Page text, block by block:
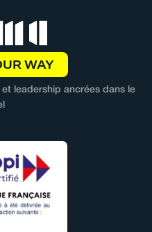
WAY
leadership ancrées dans le